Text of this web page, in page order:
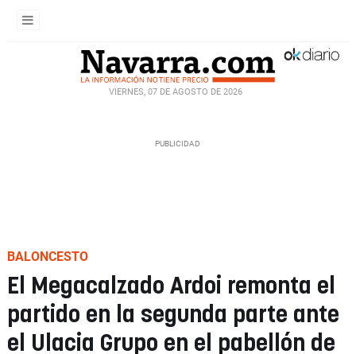
VIERNES, 07 DE AGOSTO DE 2026
BALONCESTO
El Megacalzado Ardoi remonta el
partido en la segunda parte ante
el Ulacia Grupo en el pabellón de